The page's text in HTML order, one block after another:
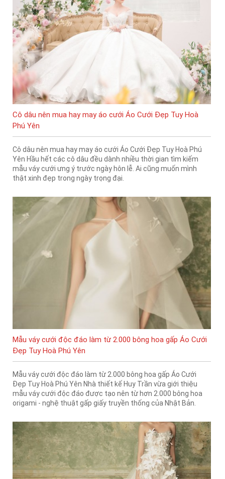
Cô dâu nên mua hay may áo cưới Áo Cưới Đẹp Tuy Hoà
Phú Yên
Cô dâu nên mua hay may áo cưới Áo Cưới Đẹp Tuy Hoà Phú
Yên Hầu hết các cô dâu đều dành nhiều thời gian tìm kiếm
mẫu váy cưới ưng ý trước ngày hôn lễ. Ai cũng muốn mình
thật xinh đẹp trong ngày trọng đại.
Mẫu váy cưới độc đáo làm từ 2.000 bông hoa gấp Áo Cưới
Đẹp Tuy Hoà Phú Yên
Mẫu váy cưới độc đáo làm từ 2.000 bông hoa gấp Áo Cưới
Đẹp Tuy Hoà Phú Yên Nhà thiết kế Huy Trần vừa giới thiệu
mẫu váy cưới độc đáo được tạo nên từ hơn 2.000 bông hoa
origami - nghệ thuật gấp giấy truyền thống của Nhật Bản.